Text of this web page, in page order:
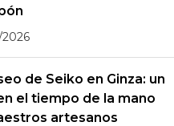
de Seiko en Ginza: un
el tiempo de la mano
artesanos